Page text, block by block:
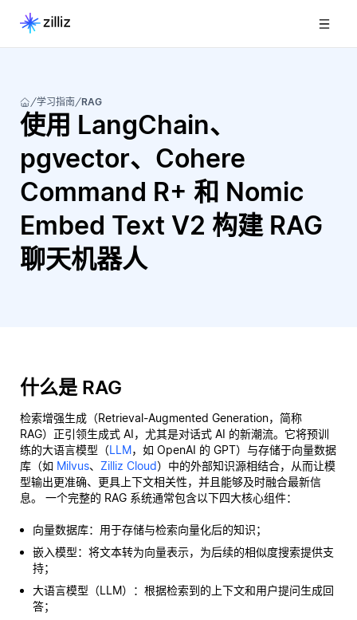
学习指南 RAG
使用 LangChain、
pgvector、Cohere
Command R+ 和 Nomic
Embed Text V2 构建 RAG
聊天机器人
什么是 RAG
检索增强生成（Retrieval-Augmented Generation，简称
RAG）正引领生成式 AI，尤其是对话式 AI 的新潮流。它将预训
练的大语言模型（LLM，如 OpenAI 的 GPT）与存储于向量数据
库（如 Milvus、 Zilliz Cloud）中的外部知识源相结合，从而让模
型输出更准确、更具上下文相关性，并且能够及时融合最新信
息。 一个完整的 RAG 系统通常包含以下四大核心组件：
向量数据库：用于存储与检索向量化后的知识；
嵌入模型：将文本转为向量表示，为后续的相似度搜索提供支
持；
大语言模型（LLM）：根据检索到的上下文和用户提问生成回
答；